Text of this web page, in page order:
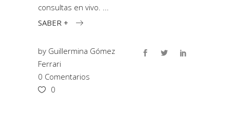
consultas en vivo.
SABER +
by Guillermina Gómez
Ferrari
0 Comentarios
0